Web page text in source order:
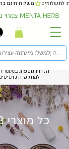
משלוח חינם בקניה מעל 500
צמחי מרפא בדרך הרמב״ם MENTA HERB
הנחות נוספות במעמד
למחזיקי
MENTA HERB כל מוצרי